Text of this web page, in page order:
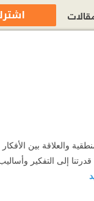
والعلاقة بين
إلى التفكير